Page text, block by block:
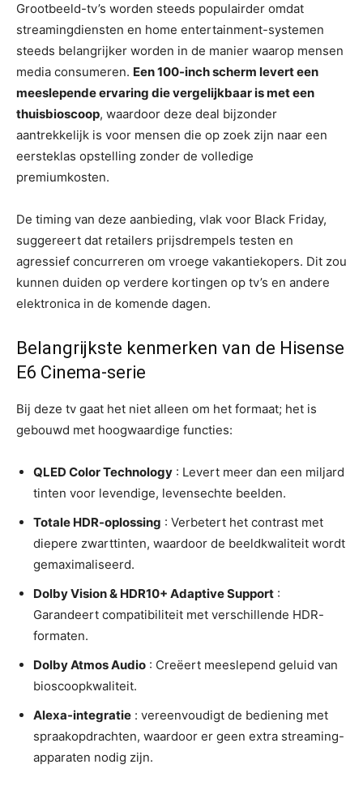
Grootbeeld-tv’s worden steeds populairder omdat
streamingdiensten en home entertainment-systemen
steeds belangrijker worden in de manier waarop mensen
media consumeren. Een 100-inch scherm levert een
meeslepende ervaring die vergelijkbaar is met een
thuisbioscoop, waardoor deze deal bijzonder
aantrekkelijk is voor mensen die op zoek zijn naar een
eersteklas opstelling zonder de volledige
premiumkosten.
De timing van deze aanbieding, vlak voor Black Friday,
suggereert dat retailers prijsdrempels testen en
agressief concurreren om vroege vakantiekopers. Dit zou
kunnen duiden op verdere kortingen op tv’s en andere
elektronica in de komende dagen.
Belangrijkste kenmerken van de Hisense
E6 Cinema-serie
Bij deze tv gaat het niet alleen om het formaat; het is
gebouwd met hoogwaardige functies:
QLED Color Technology : Levert meer dan een miljard
tinten voor levendige, levensechte beelden.
Totale HDR-oplossing : Verbetert het contrast met
diepere zwarttinten, waardoor de beeldkwaliteit wordt
gemaximaliseerd.
Dolby Vision & HDR10+ Adaptive Support :
Garandeert compatibiliteit met verschillende HDR-
formaten.
Dolby Atmos Audio : Creëert meeslepend geluid van
bioscoopkwaliteit.
Alexa-integratie : vereenvoudigt de bediening met
spraakopdrachten, waardoor er geen extra streaming-
apparaten nodig zijn.